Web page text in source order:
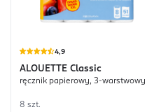
4,9
ALOUETTE Classic
ręcznik papierowy, 3-warstwowy
8 szt.